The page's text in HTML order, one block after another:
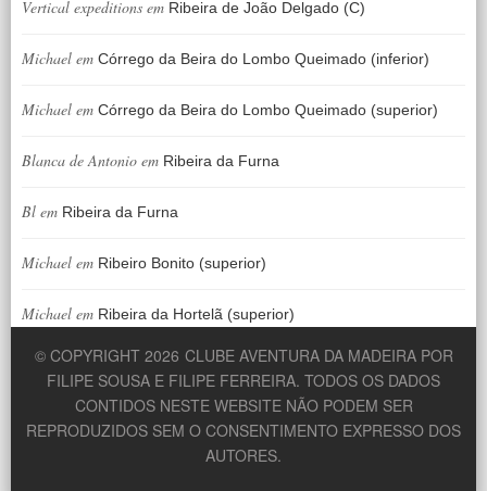
Vertical expeditions em Ribeira de João Delgado (C)
Michael em Córrego da Beira do Lombo Queimado (inferior)
Michael em Córrego da Beira do Lombo Queimado (superior)
Blanca de Antonio em Ribeira da Furna
Bl em Ribeira da Furna
Michael em Ribeiro Bonito (superior)
Michael em Ribeira da Hortelã (superior)
© COPYRIGHT 2026 CLUBE AVENTURA DA MADEIRA POR
FILIPE SOUSA E FILIPE FERREIRA. TODOS OS DADOS
CONTIDOS NESTE WEBSITE NÃO PODEM SER
REPRODUZIDOS SEM O CONSENTIMENTO EXPRESSO DOS
AUTORES.